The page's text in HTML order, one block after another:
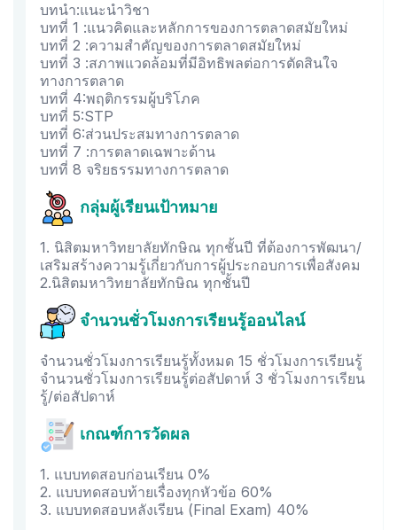
บทนำ:แนะนำวิชา
บทที่ 1 :แนวคิดและหลักการของการตลาดสมัยใหม่
บทที่ 2 :ความสำคัญของการตลาดสมัยใหม่
บทที่ 3 :สภาพแวดล้อมที่มีอิทธิพลต่อการตัดสินใจ
ทางการตลาด
บทที่ 4:พฤติกรรมผู้บริโภค
บทที่ 5:STP
บทที่ 6:ส่วนประสมทางการตลาด
บทที่ 7 :การตลาดเฉพาะด้าน
บทที่ 8 จริยธรรมทางการตลาด
กลุ่มผู้เรียนเป้าหมาย
1. นิสิตมหาวิทยาลัยทักษิณ ทุกชั้นปี ที่ต้องการพัฒนา/
เสริมสร้างความรู้เกี่ยวกับการผู้ประกอบการเพื่อสังคม
2.นิสิตมหาวิทยาลัยทักษิณ ทุกชั้นปี
จำนวนชั่วโมงการเรียนรู้ออนไลน์
จำนวนชั่วโมงการเรียนรู้ทั้งหมด 15 ชั่วโมงการเรียนรู้
จำนวนชั่วโมงการเรียนรู้ต่อสัปดาห์ 3 ชั่วโมงการเรียน
รู้/ต่อสัปดาห์
เกณฑ์การวัดผล
1. แบบทดสอบก่อนเรียน 0%
2. แบบทดสอบท้ายเรื่องทุกหัวข้อ 60%
3. แบบทดสอบหลังเรียน (Final Exam) 40%